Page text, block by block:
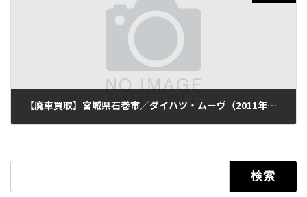
【廃車買取】宮城県石巻市／ダイハツ・ムーヴ（2011年式・走行102,000km）